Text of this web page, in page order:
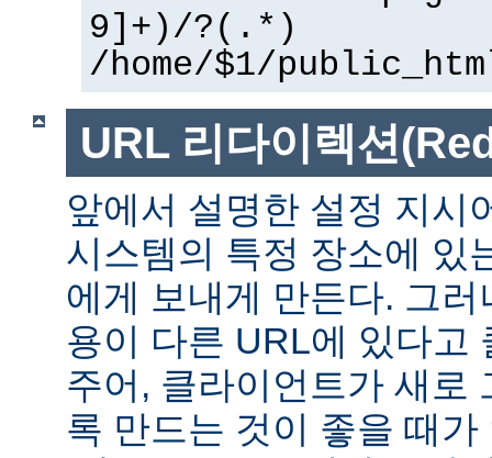
9]+)/?(.*)
/home/$1/
URL 리다이렉션
앞에서 설명한 설정 지시
시스템의 특정 장소에 있
에게 보내게 만든다. 그
용이 다른 URL에 있다고
주어, 클라이언트가 새로
록 만드는 것이 좋을 때